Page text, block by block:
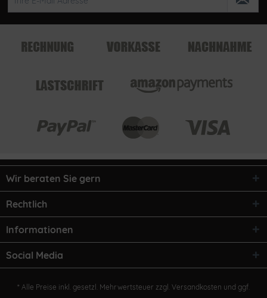
Wir beraten Sie gern
Rechtlich
Informationen
Social Media
* Alle Preise inkl. gesetzl. Mehrwertsteuer zzgl. Versandkosten und ggf.